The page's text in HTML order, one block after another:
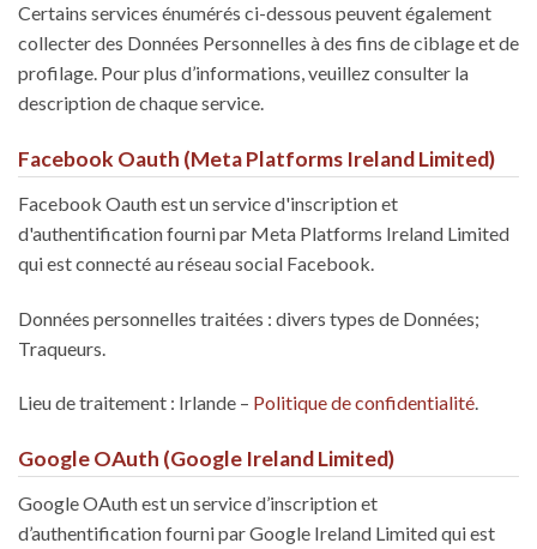
Certains services énumérés ci-dessous peuvent également
collecter des Données Personnelles à des fins de ciblage et de
profilage. Pour plus d’informations, veuillez consulter la
description de chaque service.
Facebook Oauth (Meta Platforms Ireland Limited)
Facebook Oauth est un service d'inscription et
d'authentification fourni par Meta Platforms Ireland Limited
qui est connecté au réseau social Facebook.
Données personnelles traitées : divers types de Données;
Traqueurs.
Lieu de traitement : Irlande – Politique de confidentialité.
Google OAuth (Google Ireland Limited)
Google OAuth est un service d’inscription et
d’authentification fourni par Google Ireland Limited qui est